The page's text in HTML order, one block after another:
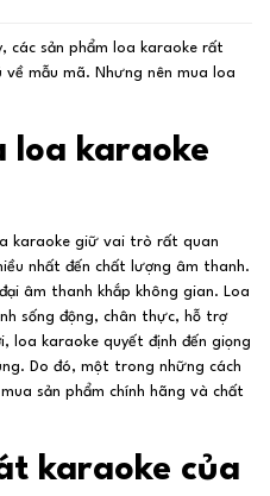
các sản phẩm loa karaoke rất
mẫu mã. Nhưng nên mua loa
loa karaoke
karaoke giữ vai trò rất quan
nhất đến chất lượng âm thanh.
âm thanh khắp không gian. Loa
sống động, chân thực, hỗ trợ
karaoke quyết định đến giọng
Do đó, một trong những cách
sản phẩm chính hãng và chất
karaoke của